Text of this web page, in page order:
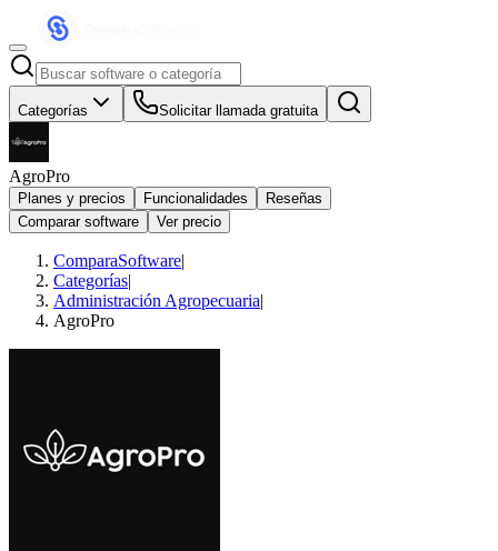
Categorías Solicitar llamada gratuita
AgroPro
Planes y precios Funcionalidades
Reseñas
Comparar software
Ver precio
ComparaSoftware|
Categorías|
Administración Agropecuaria|
AgroPro